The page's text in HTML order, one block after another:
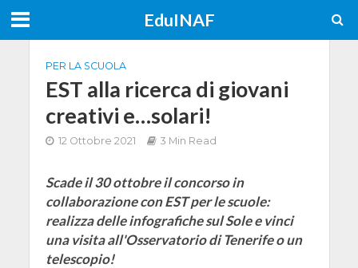
EduINAF
PER LA SCUOLA
EST alla ricerca di giovani
creativi e…solari!
12 Ottobre 2021 3 Min Read
Scade il 30 ottobre il concorso in
collaborazione con EST per le scuole:
realizza delle infografiche sul Sole e vinci
una visita all'Osservatorio di Tenerife o un
telescopio!